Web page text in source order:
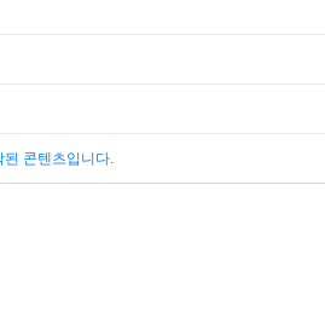
된 콘텐츠입니다.